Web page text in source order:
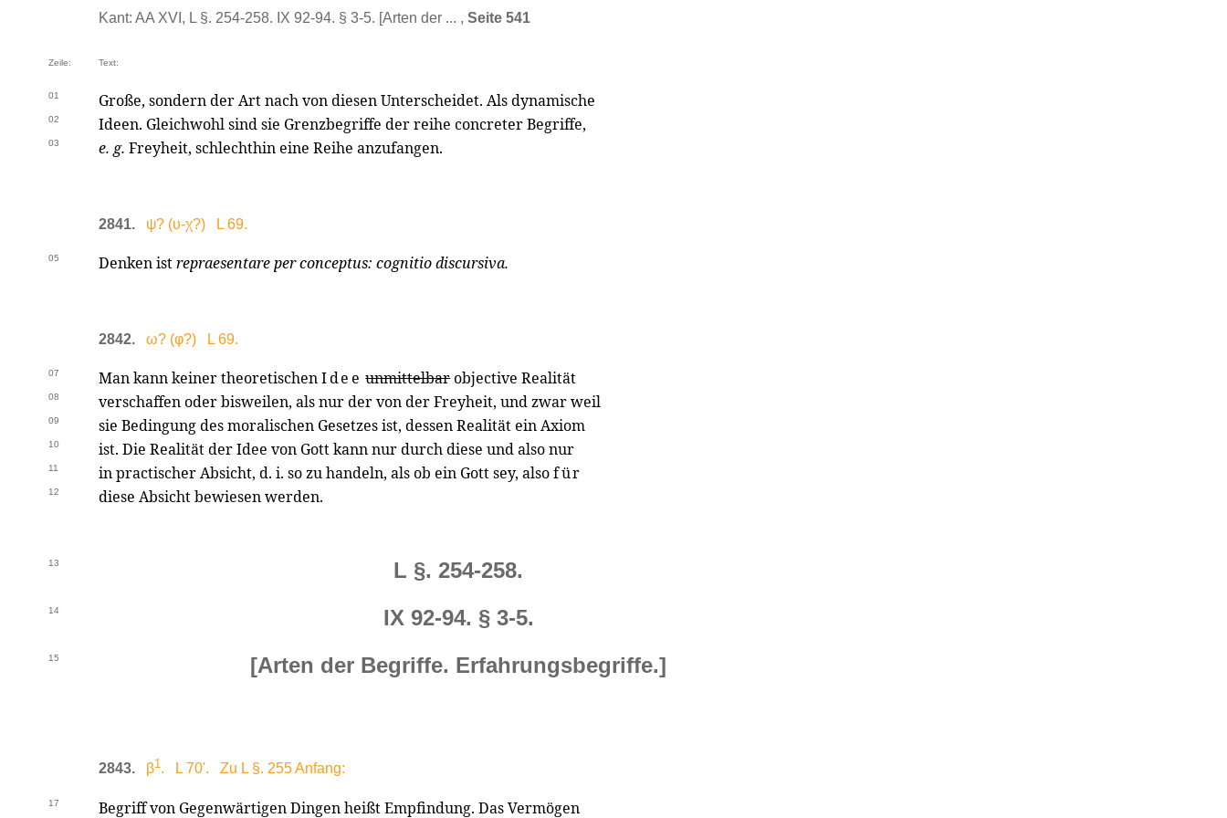
Kant: AA XVI, L §. 254-258. IX 92-94. § 3-5. [Arten der ... , Seite 541
Zeile: Text:
01 Große, sondern der Art nach von diesen Unterscheidet. Als dynamische
02 Ideen. Gleichwohl sind sie Grenzbegriffe der reihe concreter Begriffe,
03 e. g. Freyheit, schlechthin eine Reihe anzufangen.
2841. ψ? (υ-χ?) L 69.
05 Denken istrepraesentare per conceptus: cognitio discursiva.
2842. ω? (φ?) L 69.
07 Man kann keiner theoretischenIdee unmittelbarobjective Realität
08 verschaffen oder bisweilen, als nur der von der Freyheit, und zwar weil
09 sie Bedingung des moralischen Gesetzes ist, dessen Realität ein Axiom
10 ist. Die Realität der Idee von Gott kann nur durch diese und also nur
11 in practischer Absicht, d. i. so zu handeln, als ob ein Gott sey, alsofür
12 diese Absicht bewiesen werden.
13 L §. 254-258.
14 IX 92-94. § 3-5.
15 [Arten der Begriffe. Erfahrungsbegriffe.]
2843. β1. L 70'. Zu L §. 255 Anfang:
17 Begriff von Gegenwärtigen Dingen heißt Empfindung. Das Vermögen